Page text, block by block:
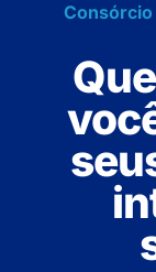
Consórcio